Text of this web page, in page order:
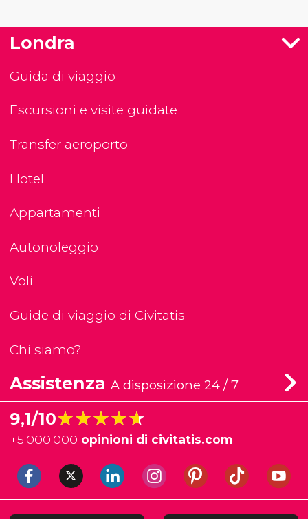
Londra
Guida di viaggio
Escursioni e visite guidate
Transfer aeroporto
Hotel
Appartamenti
Autonoleggio
Voli
Guide di viaggio di Civitatis
Chi siamo?
Assistenza A disposizione 24 / 7
9,1/10★★★★★
★★★★★
+5.000.000 opinioni di civitatis.com